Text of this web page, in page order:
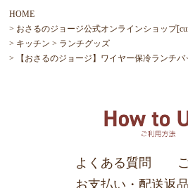
HOME
おさるのジョージ公式オンラインショップ
キッチン
ランチグッズ
【おさるのジョージ】ワイヤー保冷ランチバ
よくある質問
お支払い・配送返